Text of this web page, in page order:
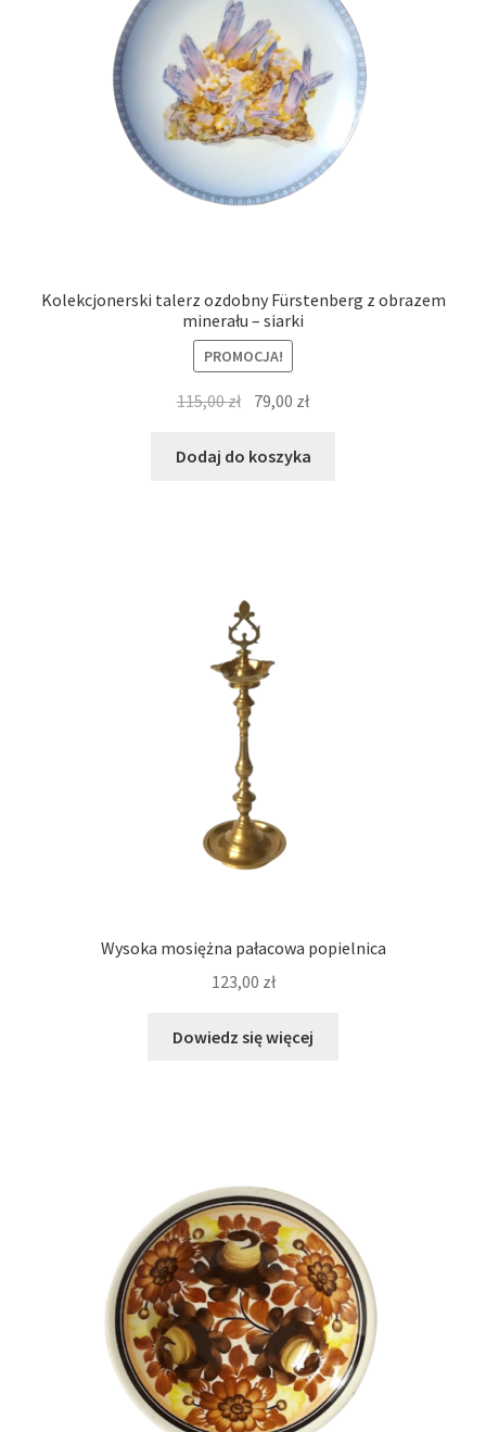
Kolekcjonerski talerz ozdobny Fürstenberg z obrazem
minerału – siarki
PROMOCJA!
115,00zł Pierwotna
wynosiła:
79,00 złAktualna
wynosi:
Dodaj do koszyka
Wysoka mosiężna pałacowa popielnica
123,00 zł
Dowiedz się więcej